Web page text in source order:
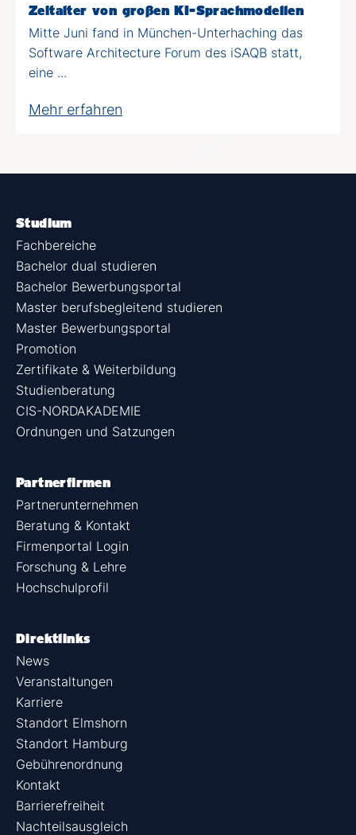
Zeitalter von großen KI-Sprachmodellen
Mitte Juni fand in München-Unterhaching das
Software Architecture Forum des iSAQB statt,
eine ...
Mehr erfahren
Studium
Fachbereiche
Bachelor dual studieren
Bachelor Bewerbungsportal
Master berufsbegleitend studieren
Master Bewerbungsportal
Promotion
Zertifikate & Weiterbildung
Studienberatung
CIS-NORDAKADEMIE
Ordnungen und Satzungen
Partnerfirmen
Partnerunternehmen
Beratung & Kontakt
Firmenportal Login
Forschung & Lehre
Hochschulprofil
Direktlinks
News
Veranstaltungen
Karriere
Standort Elmshorn
Standort Hamburg
Gebührenordnung
Kontakt
Barrierefreiheit
Nachteilsausgleich